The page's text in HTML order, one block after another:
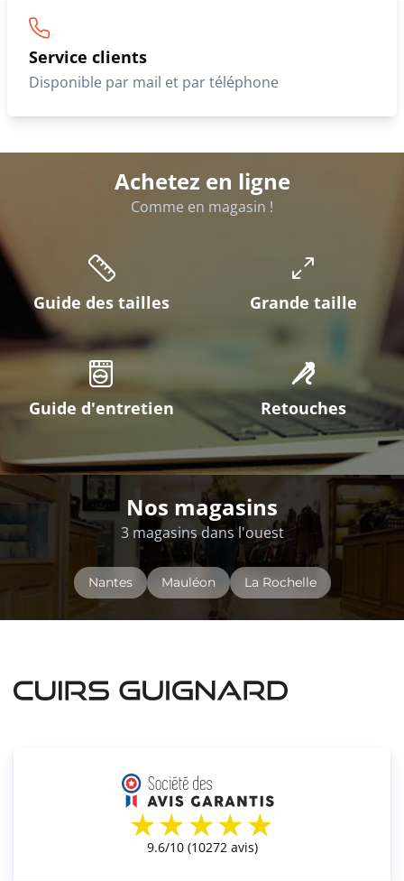
Service clients
Disponible par mail et par téléphone
Achetez en ligne
Comme en magasin !
Guide des tailles Grande taille
Guide d'entretien Retouches
Nos magasins
3 magasins dans l'ouest
Nantes Mauléon La Rochelle